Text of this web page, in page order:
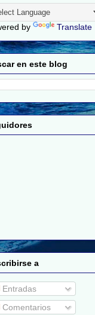
by Translate
en este blog
a
Entradas
Comentarios